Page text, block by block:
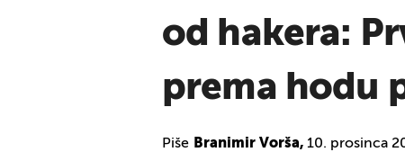
od hakera:
prema hodu
Piše Branimir Vorša, 10. prosinca